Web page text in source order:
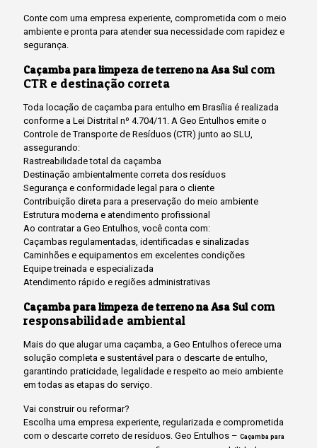
Conte com uma empresa experiente, comprometida com o meio
ambiente e pronta para atender sua necessidade com rapidez e
segurança.
Caçamba para limpeza de terreno na Asa Sulcom
CTR e destinação correta
Toda locação de caçamba para entulho em Brasília é realizada
conforme a Lei Distrital nº 4.704/11. A Geo Entulhos emite o
Controle de Transporte de Resíduos (CTR) junto ao SLU,
assegurando:
Rastreabilidade total da caçamba
Destinação ambientalmente correta dos resíduos
Segurança e conformidade legal para o cliente
Contribuição direta para a preservação do meio ambiente
Estrutura moderna e atendimento profissional
Ao contratar a Geo Entulhos, você conta com:
Caçambas regulamentadas, identificadas e sinalizadas
Caminhões e equipamentos em excelentes condições
Equipe treinada e especializada
Atendimento rápido e regiões administrativas
Caçamba para limpeza de terreno na Asa Sulcom
responsabilidade ambiental
Mais do que alugar uma caçamba, a Geo Entulhos oferece uma
solução completa e sustentável para o descarte de entulho,
garantindo praticidade, legalidade e respeito ao meio ambiente
em todas as etapas do serviço.
Vai construir ou reformar?
Escolha uma empresa experiente, regularizada e comprometida
com o descarte correto de resíduos. Geo Entulhos – Caçamba para